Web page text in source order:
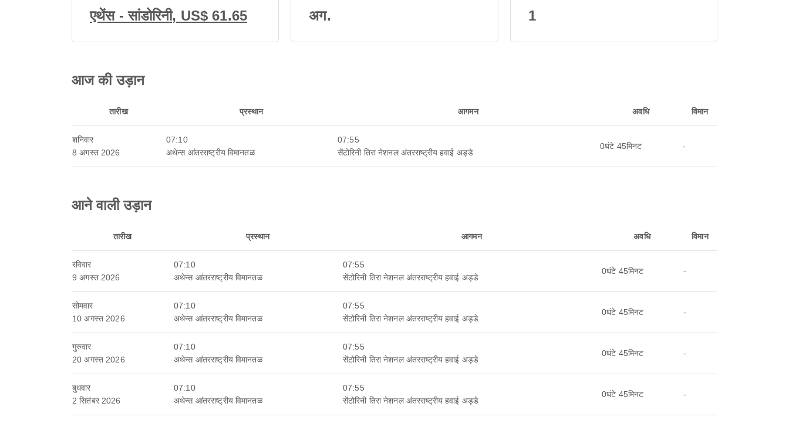
एथेंस - सांडोरिनी, US$ 61.65 अग. 1
आज की उड़ान
तारीख प्रस्थान आगमन अवधि विमान
शनिवार
8 अगस्त 2026
07:10
अथेन्स आंतरराष्ट्रीय विमानतळ
07:55
सेंटोरिनी तिरा नेशनल अंतरराष्ट्रीय हवाई अड्डे
0घंटे 45मिनट -
आने वाली उड़ान
तारीख प्रस्थान आगमन अवधि विमान
रविवार
9 अगस्त 2026
07:10
अथेन्स आंतरराष्ट्रीय विमानतळ
07:55
सेंटोरिनी तिरा नेशनल अंतरराष्ट्रीय हवाई अड्डे
0घंटे 45मिनट -
सोमवार
10 अगस्त 2026
07:10
अथेन्स आंतरराष्ट्रीय विमानतळ
07:55
सेंटोरिनी तिरा नेशनल अंतरराष्ट्रीय हवाई अड्डे
0घंटे 45मिनट -
गुरुवार
20 अगस्त 2026
07:10
अथेन्स आंतरराष्ट्रीय विमानतळ
07:55
सेंटोरिनी तिरा नेशनल अंतरराष्ट्रीय हवाई अड्डे
0घंटे 45मिनट -
बुधवार
2 सितंबर 2026
07:10
अथेन्स आंतरराष्ट्रीय विमानतळ
07:55
सेंटोरिनी तिरा नेशनल अंतरराष्ट्रीय हवाई अड्डे
0घंटे 45मिनट -